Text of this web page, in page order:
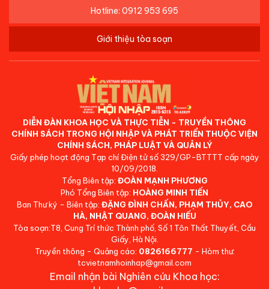
Hotline: 0912 953 695
Giới thiệu tòa soạn
DIỄN ĐÀN KHOA HỌC VÀ THỰC TIỄN - TRUYỀN THÔNG
CHÍNH SÁCH TRONG HỘI NHẬP VÀ PHÁT TRIỂN THUỘC VIỆN
CHÍNH SÁCH, PHÁP LUẬT VÀ QUẢN LÝ
Giấy phép hoạt động Tạp chí Điện tử số 329/GP-BTTTT cấp ngày
10/09/2018.
Tổng Biên tập: ĐOÀN MẠNH PHƯƠNG
Phó Tổng Biên tập: HOÀNG MINH TIẾN
Ban Thư ký - Biên tập: ĐẶNG ĐÌNH CHẤN, PHẠM THỦY, CAO
HÀ, NHẬT QUANG, ĐOÀN HIẾU
Tòa soạn:T8, Cung Trí thức Thành phố, Số 1 Tôn Thất Thuyết, Cầu
Giấy, Hà Nội.
Truyền thông - Quảng cáo: 0826166777 - Hòm thư:
tcvietnamhoinhap@gmail.com
Email nhận bài Nghiên cứu Khoa học: